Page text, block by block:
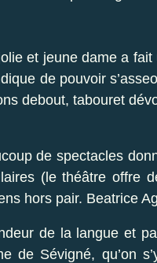
et jeune dame a
de pouvoir
debout, tabouret
de spectacles
(le théâtre offre
hors pair. Beatrice
de la langue et
de Sévigné, qu’on